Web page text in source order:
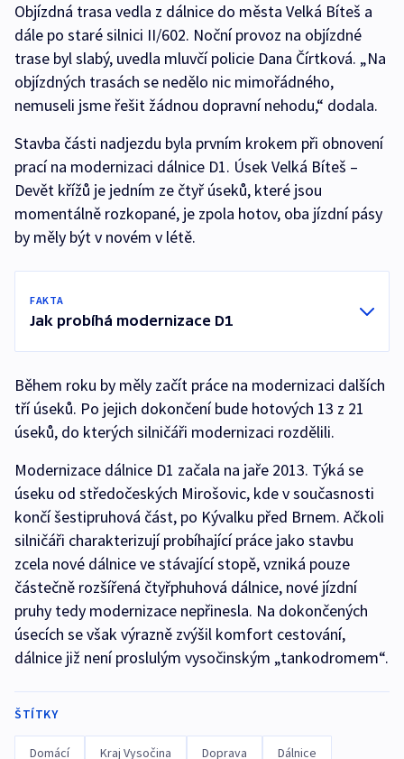
Objízdná trasa vedla z dálnice do města Velká Bíteš a
dále po staré silnici II/602. Noční provoz na objízdné
trase byl slabý, uvedla mluvčí policie Dana Čírtková. „Na
objízdných trasách se nedělo nic mimořádného,
nemuseli jsme řešit žádnou dopravní nehodu,“ dodala.
Stavba části nadjezdu byla prvním krokem při obnovení
prací na modernizaci dálnice D1. Úsek Velká Bíteš –
Devět křížů je jedním ze čtyř úseků, které jsou
momentálně rozkopané, je zpola hotov, oba jízdní pásy
by měly být v novém v létě.
FAKTA
Jak probíhá modernizace D1
Během roku by měly začít práce na modernizaci dalších
tří úseků. Po jejich dokončení bude hotových 13 z 21
úseků, do kterých silničáři modernizaci rozdělili.
Modernizace dálnice D1 začala na jaře 2013. Týká se
úseku od středočeských Mirošovic, kde v současnosti
končí šestipruhová část, po Kývalku před Brnem. Ačkoli
silničáři charakterizují probíhající práce jako stavbu
zcela nové dálnice ve stávající stopě, vzniká pouze
částečně rozšířená čtyřphuhová dálnice, nové jízdní
pruhy tedy modernizace nepřinesla. Na dokončených
úsecích se však výrazně zvýšil komfort cestování,
dálnice již není proslulým vysočinským „tankodromem“.
ŠTÍTKY
Domácí Kraj Vysočina Doprava Dálnice